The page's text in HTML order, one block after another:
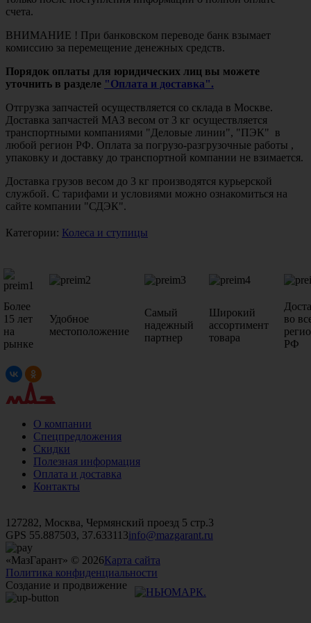
счета.
ВНИМАНИЕ ! При банковском переводе банк взымает
комиссию за перемещение денежных средств.
Порядок оплаты для юридических лиц вы можете
уточнить в разделе "Оплата и доставка".
Отгрузка запчастей осуществляется со склада в Москве.
Доставка запчастей МАЗ весом от 3 кг осуществляется
транспортными компаниями "Деловые линии", "ПЭК" в
любой регион РФ. Оплата за погрузо-разгрузочные работы ,
упаковку и доставку до транспортной компании не взимается.
Доставка грузов весом до 3 кг производятся курьерской
службой. С тарифами и условиями можно ознакомиться на
сайте компании "СДЭК".
Категории: Колеса и ступицы
Более
15 лет
на
рынке
Удобное
местоположение
Самый
надежный
партнер
Широкий
ассортимент
товара
во
РФ
О компании
Спецпредложения
Скидки
Полезная информация
Оплата и доставка
Контакты
127282, Москва, Чермянский проезд 5 стр.3
GPS 55.887503, 37.633113info@mazgarant.ru
«МазГарант» © 2026Карта сайта
Политика конфиденциальности
Создание и продвижение